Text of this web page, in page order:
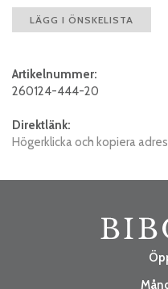
LÄGG I ÖNSKELISTA
Artikelnummer:
260124-444-20
Direktlänk:
Högerklicka och kopiera